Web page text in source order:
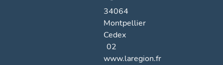
34064
Montpellier
Cedex
02
www.laregion.fr